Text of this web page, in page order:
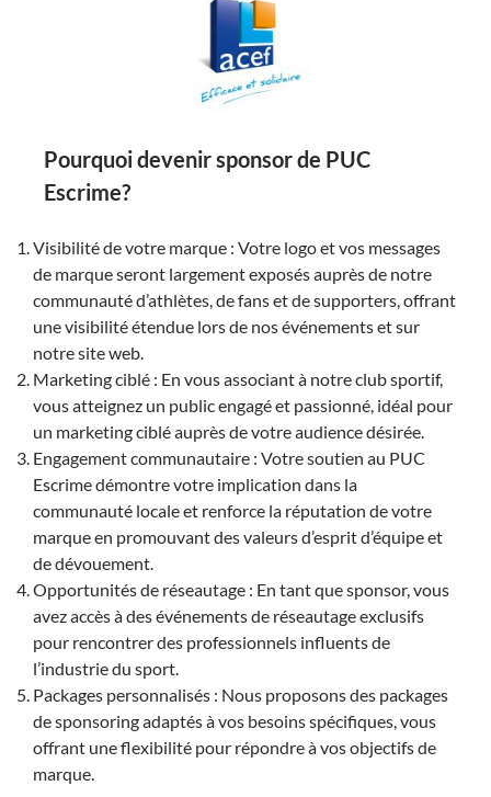
Pourquoi devenir sponsor de PUC
Escrime?
Visibilité de votre marque : Votre logo et vos messages
de marque seront largement exposés auprès de notre
communauté d’athlètes, de fans et de supporters, offrant
une visibilité étendue lors de nos événements et sur
notre site web.
Marketing ciblé : En vous associant à notre club sportif,
vous atteignez un public engagé et passionné, idéal pour
un marketing ciblé auprès de votre audience désirée.
Engagement communautaire : Votre soutien au PUC
Escrime démontre votre implication dans la
communauté locale et renforce la réputation de votre
marque en promouvant des valeurs d’esprit d’équipe et
de dévouement.
Opportunités de réseautage : En tant que sponsor, vous
avez accès à des événements de réseautage exclusifs
pour rencontrer des professionnels influents de
l’industrie du sport.
Packages personnalisés : Nous proposons des packages
de sponsoring adaptés à vos besoins spécifiques, vous
offrant une flexibilité pour répondre à vos objectifs de
marque.